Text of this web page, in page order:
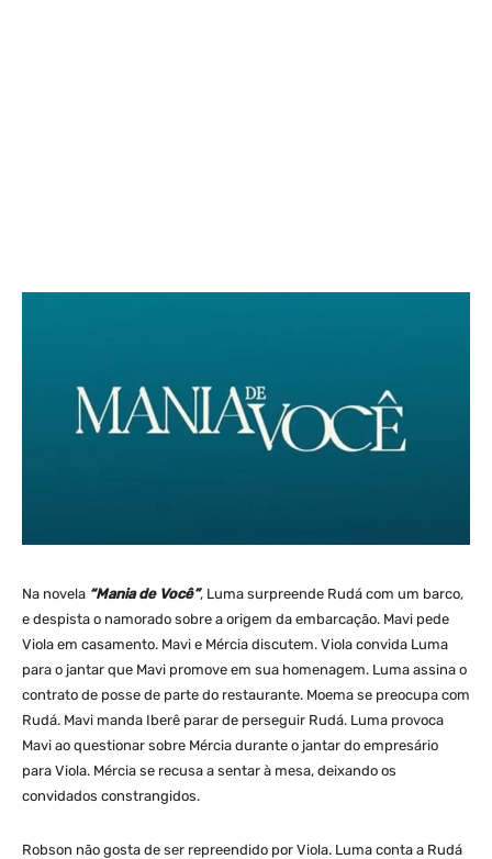
Na novela “Mania de Você”, Luma surpreende Rudá com um barco,
e despista o namorado sobre a origem da embarcação. Mavi pede
Viola em casamento. Mavi e Mércia discutem. Viola convida Luma
para o jantar que Mavi promove em sua homenagem. Luma assina o
contrato de posse de parte do restaurante. Moema se preocupa com
Rudá. Mavi manda Iberê parar de perseguir Rudá. Luma provoca
Mavi ao questionar sobre Mércia durante o jantar do empresário
para Viola. Mércia se recusa a sentar à mesa, deixando os
convidados constrangidos.
Robson não gosta de ser repreendido por Viola. Luma conta a Rudá